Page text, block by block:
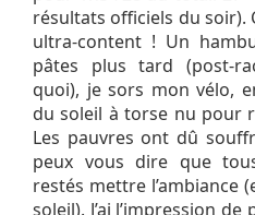
résultats officiels du soir).
ultra-content ! Un
pâtes plus tard (post-
quoi), je sors mon vélo,
du soleil à torse nu pour
Les pauvres ont dû
peux vous dire que
restés mettre l’ambiance
soleil). J’ai l’impression